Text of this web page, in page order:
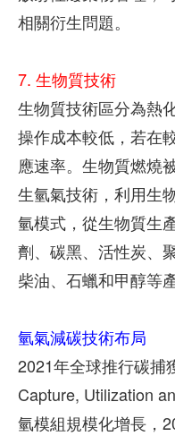
相關衍生問題。
7. 生物質技術
生物質技術區分為熱
操作成本較低，若在
應速率。生物質燃燒
生氫氣技術，利用生
氫模式，從生物質生
劑、碳黑、活性炭、
柴油、石蠟和甲醇等產
氫氣減碳技術布局
2021年全球推行碳捕
Capture, Utilization
氫模組規模化增長，